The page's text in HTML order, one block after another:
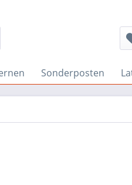
Sonderposten